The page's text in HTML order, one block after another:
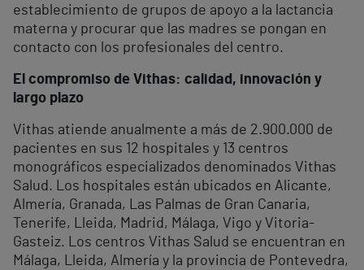
establecimiento de grupos de apoyo a la lactancia
materna y procurar que las madres se pongan en
contacto con los profesionales del centro.
El compromiso de Vithas: calidad, innovación y
largo plazo
Vithas atiende anualmente a más de 2.900.000 de
pacientes en sus 12 hospitales y 13 centros
monográficos especializados denominados Vithas
Salud. Los hospitales están ubicados en Alicante,
Almería, Granada, Las Palmas de Gran Canaria,
Tenerife, Lleida, Madrid, Málaga, Vigo y Vitoria-
Gasteiz. Los centros Vithas Salud se encuentran en
Málaga, Lleida, Almería y la provincia de Pontevedra,